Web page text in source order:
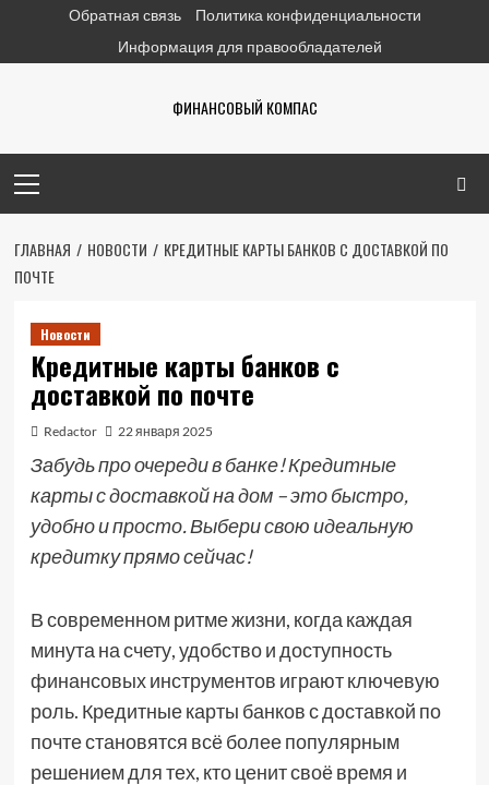
содержимому
Обратная связь
Политика конфиденциальности
Информация для правообладателей
ФИНАНСОВЫЙ КОМПАС
меню
ГЛАВНАЯ НОВОСТИ
КРЕДИТНЫЕ КАРТЫ БАНКОВ С ДОСТАВКОЙ ПО
ПОЧТЕ
Новости
Кредитные карты банков с
доставкой по почте
Redactor 22 января 2025
Забудь про очереди в банке! Кредитные
карты с доставкой на дом – это быстро,
удобно и просто. Выбери свою идеальную
кредитку прямо сейчас!
В современном ритме жизни, когда каждая
минута на счету, удобство и доступность
финансовых инструментов играют ключевую
роль. Кредитные карты банков с доставкой по
почте становятся всё более популярным
решением для тех, кто ценит своё время и